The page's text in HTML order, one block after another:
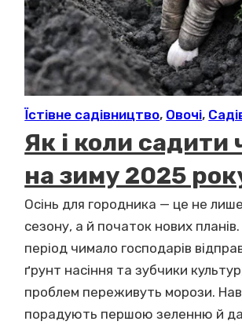
Їстівне садівництво, Овочі,
Як і коли садити
на зиму 2025
Осінь для городника — це не
сезону, а й початок нових
період чимало господарів
ґрунт насіння та зубчики
проблем переживуть морози.
порадують першою зеленню й